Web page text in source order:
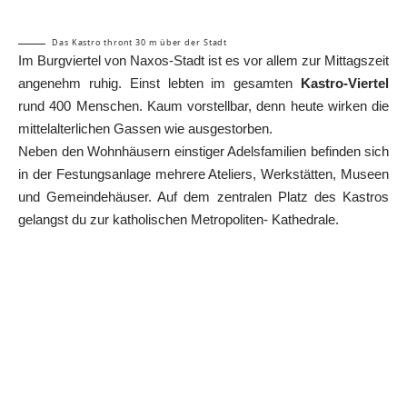
Das Kastro thront 30 m über der Stadt
Im Burgviertel von Naxos-Stadt ist es vor allem zur Mittagszeit
angenehm ruhig. Einst lebten im gesamten Kastro-Viertel
rund 400 Menschen. Kaum vorstellbar, denn heute wirken die
mittelalterlichen Gassen wie ausgestorben.
Neben den Wohnhäusern einstiger Adelsfamilien befinden sich
in der Festungsanlage mehrere Ateliers, Werkstätten, Museen
und Gemeindehäuser. Auf dem zentralen Platz des Kastros
gelangst du zur katholischen Metropoliten- Kathedrale.